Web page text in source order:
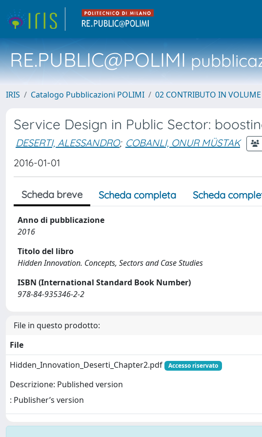
RE.PUBLIC@POLIMI
IRIS Catalogo Pubblicazioni POLIMI 02 CONTRIBUTO IN VOLUME
Service Design in Public Sector:
DESERTI, ALESSANDRO; COBANLI, ONUR MÜSTAK
2016-01-01
Scheda breve Scheda completa Scheda
Anno di pubblicazione
2016
Titolo del libro
Hidden Innovation. Concepts, Sectors and Case Studies
ISBN (International Standard Book Number)
978-84-935346-2-2
File in questo prodotto:
File
Hidden_Innovation_Deserti_Chapter2.pdf
Accesso riservato
Descrizione: Published version
: Publisher’s version